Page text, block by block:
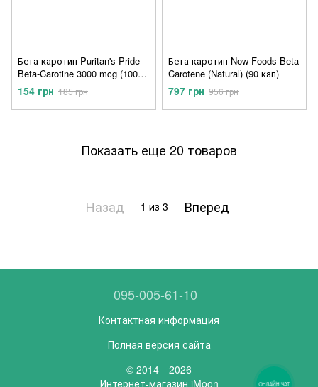
Бета-каротин Puritan's Pride
Beta-Carotine 3000 mcg (100
капс)
154 грн 185 грн
Бета-каротин Now Foods Beta
Carotene (Natural) (90 кап)
797 грн 956 грн
Показать еще 20 товаров
Назад 1 из 3 Вперед
095-005-61-10
Контактная информация
Полная версия сайта
© 2014—2026
Интернет-магазин iMoon
ОНЛАЙН ЧАТ